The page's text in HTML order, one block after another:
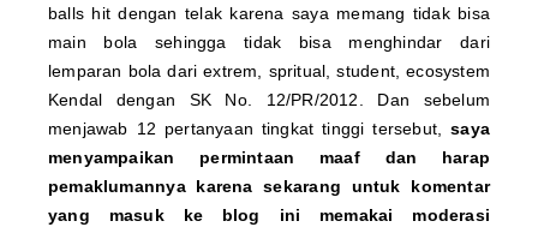
balls hit dengan telak karena saya memang tidak bisa
main bola sehingga tidak bisa menghindar dari
lemparan bola dari extrem, spritual, student, ecosystem
Kendal dengan SK No. 12/PR/2012. Dan
sebelum
menjawab 12 pertanyaan tingkat tinggi tersebut,saya
menyampaikan permintaan maaf dan harap
pemaklumannya karena sekarang untuk komentar
yang masuk ke blog ini memakai moderasi